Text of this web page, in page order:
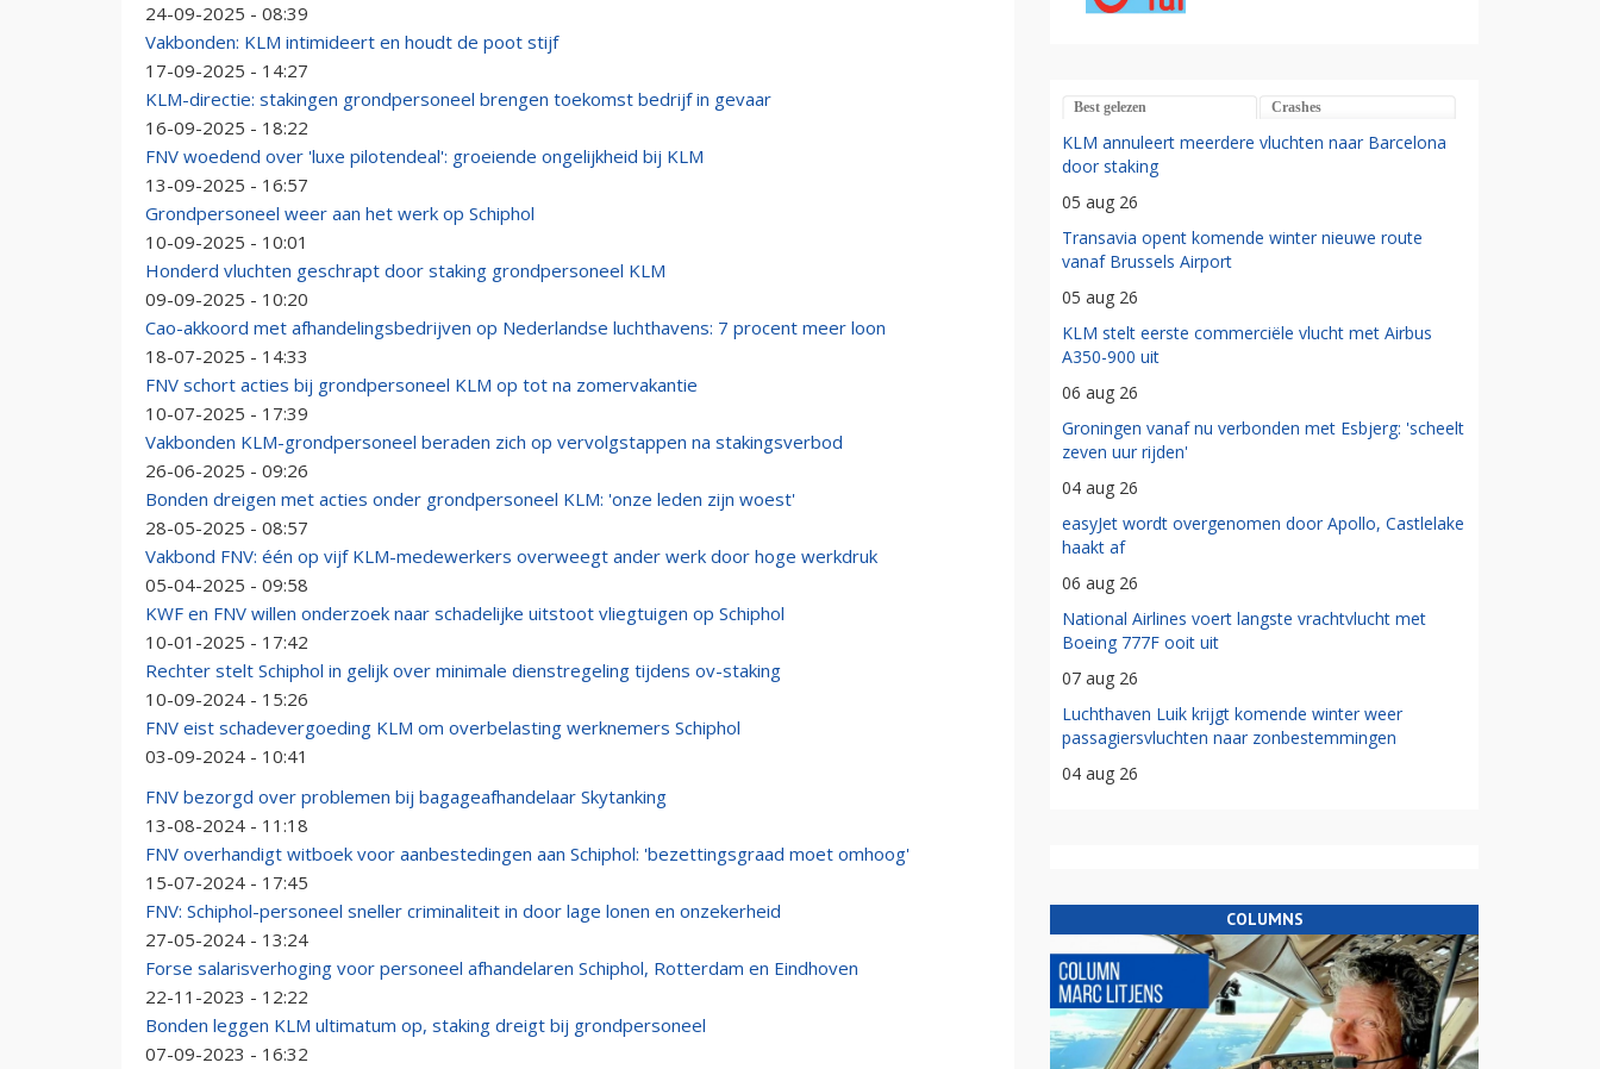
24-09-2025 - 08:39
Vakbonden: KLM intimideert en houdt de poot stijf
17-09-2025 - 14:27
KLM-directie: stakingen grondpersoneel brengen toekomst bedrijf in gevaar
16-09-2025 - 18:22
FNV woedend over 'luxe pilotendeal': groeiende ongelijkheid bij KLM
13-09-2025 - 16:57
Grondpersoneel weer aan het werk op Schiphol
10-09-2025 - 10:01
Honderd vluchten geschrapt door staking grondpersoneel KLM
09-09-2025 - 10:20
Cao-akkoord met afhandelingsbedrijven op Nederlandse luchthavens: 7 procent meer loon
18-07-2025 - 14:33
FNV schort acties bij grondpersoneel KLM op tot na zomervakantie
10-07-2025 - 17:39
Vakbonden KLM-grondpersoneel beraden zich op vervolgstappen na stakingsverbod
26-06-2025 - 09:26
Bonden dreigen met acties onder grondpersoneel KLM: 'onze leden zijn woest'
28-05-2025 - 08:57
Vakbond FNV: één op vijf KLM-medewerkers overweegt ander werk door hoge werkdruk
05-04-2025 - 09:58
KWF en FNV willen onderzoek naar schadelijke uitstoot vliegtuigen op Schiphol
10-01-2025 - 17:42
Rechter stelt Schiphol in gelijk over minimale dienstregeling tijdens ov-staking
10-09-2024 - 15:26
FNV eist schadevergoeding KLM om overbelasting werknemers Schiphol
03-09-2024 - 10:41
FNV bezorgd over problemen bij bagageafhandelaar Skytanking
13-08-2024 - 11:18
FNV overhandigt witboek voor aanbestedingen aan Schiphol: 'bezettingsgraad moet omhoog'
15-07-2024 - 17:45
FNV: Schiphol-personeel sneller criminaliteit in door lage lonen en onzekerheid
27-05-2024 - 13:24
Forse salarisverhoging voor personeel afhandelaren Schiphol, Rotterdam en Eindhoven
22-11-2023 - 12:22
Bonden leggen KLM ultimatum op, staking dreigt bij grondpersoneel
07-09-2023 - 16:32
Best gelezen Crashes
KLM annuleert meerdere vluchten naar Barcelona
door staking
05 aug 26
Transavia opent komende winter nieuwe route
vanaf Brussels Airport
05 aug 26
KLM stelt eerste commerciële vlucht met Airbus
A350-900 uit
06 aug 26
Groningen vanaf nu verbonden met Esbjerg: 'scheelt
zeven uur rijden'
04 aug 26
easyJet wordt overgenomen door Apollo, Castlelake
haakt af
06 aug 26
National Airlines voert langste vrachtvlucht met
Boeing 777F ooit uit
07 aug 26
Luchthaven Luik krijgt komende winter weer
passagiersvluchten naar zonbestemmingen
04 aug 26
COLUMNS